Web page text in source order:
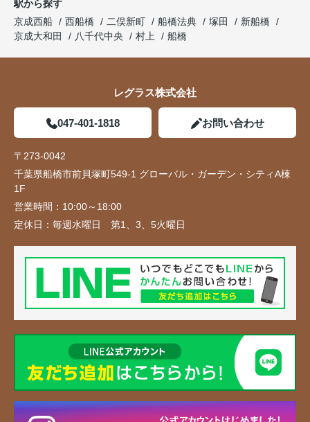
駅から探す
京成西船
西船橋 二俣新町 船橋法典 塚田
新船橋
京成大和田
八千代中央 村上 船橋
レグラス株式会社
047-401-1818 お問い合わせ
〒273-0042
千葉県船橋市前貝塚町549-1 グローバル・ガーデン・シティA棟
1F
営業時間： 10:00～18:00
定休日： 毎週水曜日 第1、3、5火曜日